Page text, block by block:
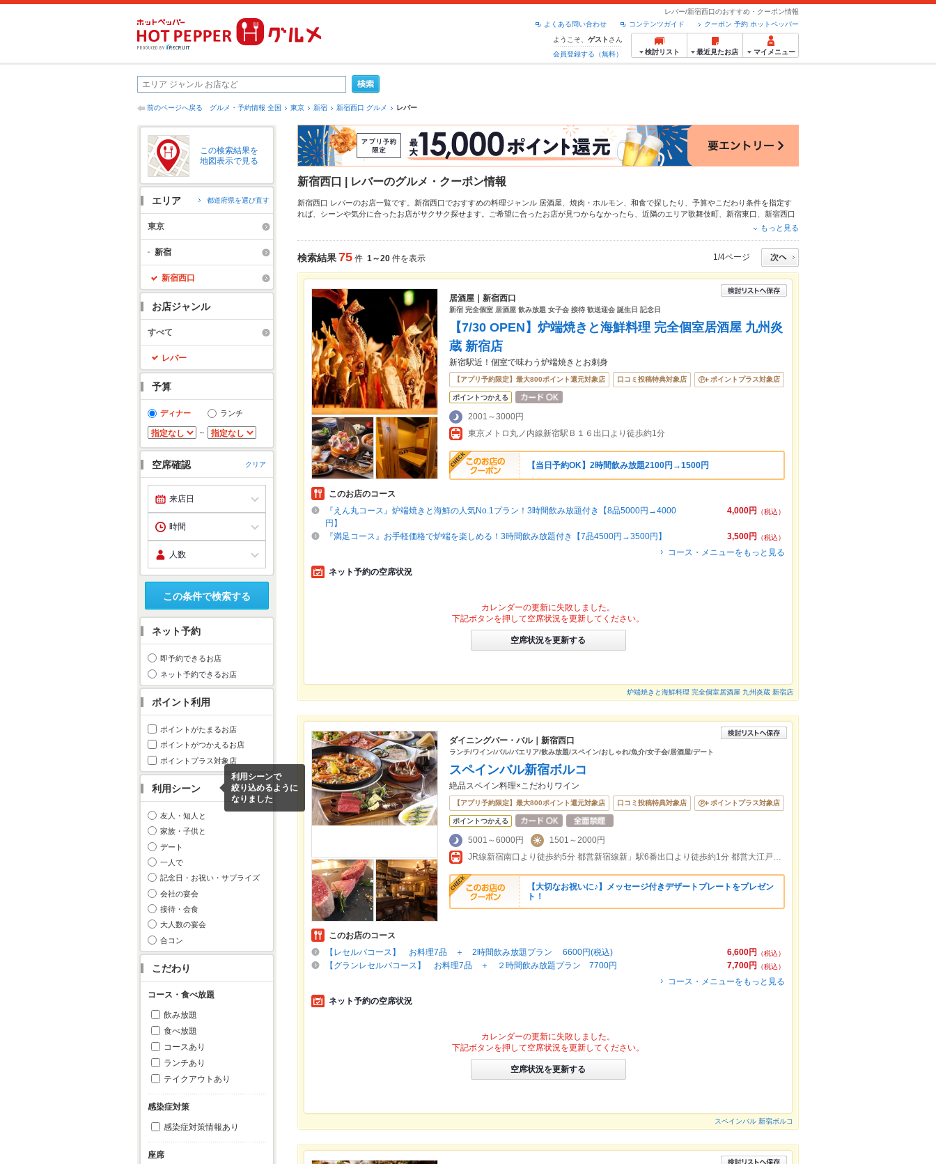
レバー/新宿西口のおすすめ・クーポン情報
クーポン 予約 ホットペッパー
コンテンツガイド
よくある問い合わせ
ようこそ、 ゲスト さん
会員登録する（無料）
検討リスト 最近見たお店 マイメニュー
前のページへ戻る グルメ・予約情報 全国 東京 新宿 新宿西口 グルメ レバー
この検索結果を
地図表示で見る
エリア 都道府県を選び直す
東京
新宿
新宿西口
お店ジャンル
すべて
レバー
予算
ディナー ランチ
～
空席確認 クリア
この条件で検索する
ネット予約
即予約できるお店
ネット予約できるお店
ポイント利用
ポイントがたまるお店
ポイントがつかえるお店
ポイントプラス対象店
利用シーン
利用シーンで
絞り込めるように
なりました
友人・知人と
家族・子供と
デート
一人で
記念日・お祝い・サプライズ
会社の宴会
接待・会食
大人数の宴会
合コン
こだわり
コース・食べ放題
飲み放題
食べ放題
コースあり
ランチあり
テイクアウトあり
感染症対策
感染症対策情報あり
座席
新宿西口 | レバーのグルメ・クーポン情報
新宿西口 レバーのお店一覧です。新宿西口でおすすめの料理ジャンル 居酒屋 焼肉・ホルモン 和食で探したり、予算やこだわり条件を指定す
れば、シーンや気分に合ったお店がサクサク探せます。ご希望に合ったお店が見つからなかったら、近隣のエリア歌舞伎町 新宿東口
新宿西口
馬刺しや季節の
もっと見る
検索結果75 件 1～20 件を表示 1/4ページ
居酒屋｜新宿西口
新宿 完全個室 居酒屋 飲み放題 女子会 接待 歓送迎会 誕生日 記念日
【7/30 OPEN】炉端焼きと海鮮料理 完全個室居酒屋 九州炎
蔵 新宿店
新宿駅近！個室で味わう炉端焼きとお刺身
【アプリ予約限定】最大800ポイント還元対象店 口コミ投稿特典対象店 ポイントプラス対象店
ポイントつかえる
2001～3000円
東京メトロ丸ノ内線新宿駅Ｂ１６出口より徒歩約1分
【当日予約OK】2時間飲み放題2100円→1500円
このお店のコース
4,000円
（税込）
『えん丸コース』炉端焼きと海鮮の人気No.1プラン！3時間飲み放題付き【8品5000円→4000
円】
3,500円
（税込）
『満足コース』お手軽価格で炉端を楽しめる！3時間飲み放題付き【7品4500円→3500円】
コース・メニューをもっと見る
ネット予約の空席状況
カレンダーの更新に失敗しました。
下記ボタンを押して空席状況を更新してください。
空席状況を更新する
炉端焼きと海鮮料理 完全個室居酒屋 九州炎蔵 新宿店
ダイニングバー・バル｜新宿西口
ランチ/ワイン/バル/パエリア/飲み放題/スペイン/おしゃれ/魚介/女子会/居酒屋/デート
スペインバル新宿ボルコ
絶品スペイン料理×こだわりワイン
【アプリ予約限定】最大800ポイント還元対象店 口コミ投稿特典対象店 ポイントプラス対象店
ポイントつかえる
5001～6000円
1501～2000円
JR線新宿南口より徒歩約5分 都営新宿線新」駅6番出口より徒歩約1分 都営大江戸線新宿駅A1出口より徒歩約4分
【大切なお祝いに♪】メッセージ付きデザートプレートをプレゼン
ト！
このお店のコース
6,600円
（税込）
【レセルバコース】 お料理7品 ＋ 2時間飲み放題プラン 6600円(税込)
7,700円
（税込）
【グランレセルバコース】 お料理7品 ＋ ２時間飲み放題プラン 7700円
コース・メニューをもっと見る
ネット予約の空席状況
カレンダーの更新に失敗しました。
下記ボタンを押して空席状況を更新してください。
空席状況を更新する
スペインバル 新宿ボルコ